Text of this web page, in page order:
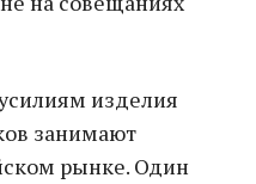
изделия
занимают
рынке. Один